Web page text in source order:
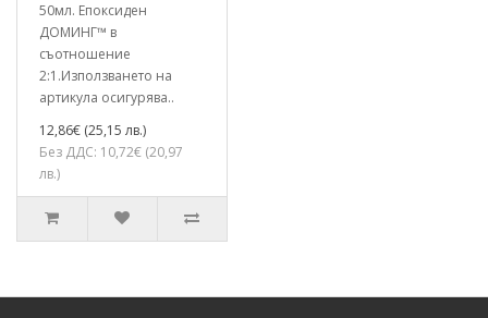
50мл. Епоксиден
ДОМИНГ™ в
съотношение
2:1.Използването на
артикула осигурява..
12,86€ (25,15 лв.)
Без ДДС: 10,72€ (20,97
лв.)